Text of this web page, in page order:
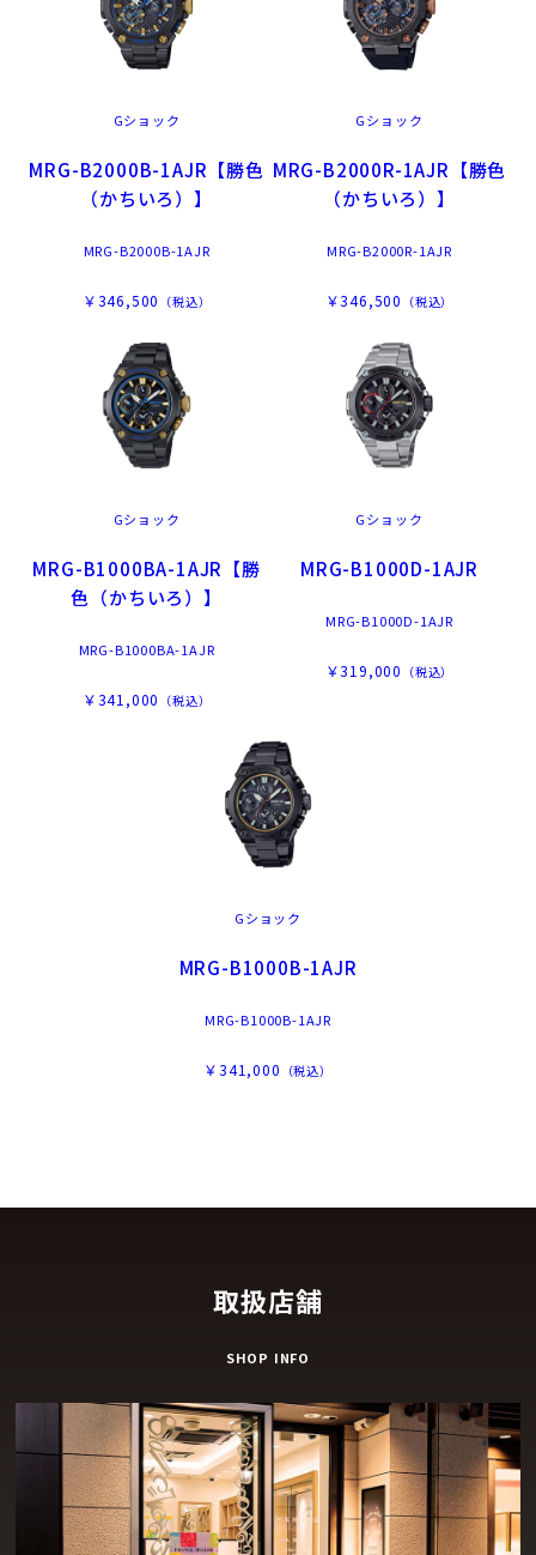
Gショック
MRG-B2000B-1AJR【勝色
（かちいろ）】
MRG-B2000B-1AJR
￥346,500 （税込）
Gショック
MRG-B2000R-1AJR【勝色
（かちいろ）】
MRG-B2000R-1AJR
￥346,500 （税込）
Gショック
MRG-B1000BA-1AJR【勝
色（かちいろ）】
MRG-B1000BA-1AJR
￥341,000 （税込）
Gショック
MRG-B1000D-1AJR
MRG-B1000D-1AJR
￥319,000 （税込）
Gショック
MRG-B1000B-1AJR
MRG-B1000B-1AJR
￥341,000 （税込）
取扱店舗
SHOP INFO